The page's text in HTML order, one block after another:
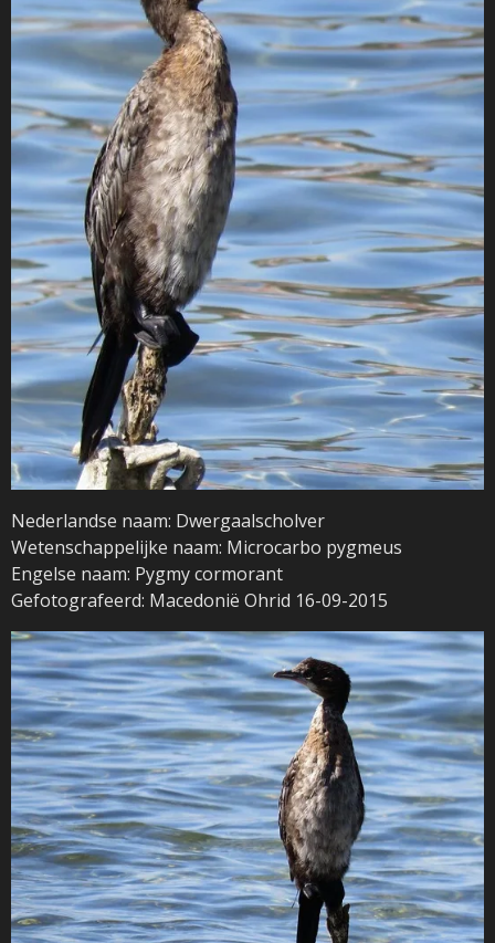
Nederlandse naam: Dwergaalscholver
Wetenschappelijke naam: Microcarbo pygmeus
Engelse naam: Pygmy cormorant
Gefotografeerd: Macedonië Ohrid 16-09-2015